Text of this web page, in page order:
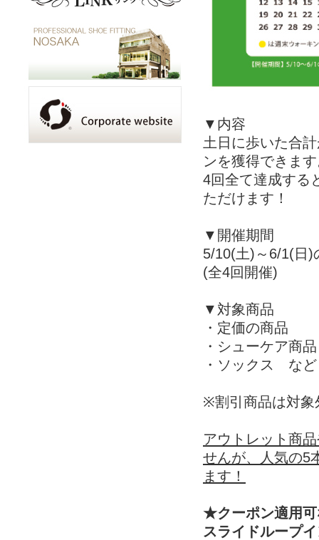
▼内容
土日に歩いた合
ンを獲得できま
4回全て達成する
ただけます！
▼開催期間
5/10(土)～6/1(日)
(全4回開催)
▼対象商品
・定価の商品
・シューケア商品
・ソックス など
※割引商品は対象
アウトレット商
せんが、人気の5
ます！
★クーポン適用
スライドループ